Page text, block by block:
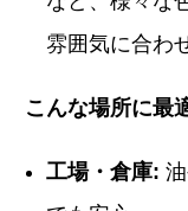
雰囲気に合わ
こんな場所に最
工場・倉庫: